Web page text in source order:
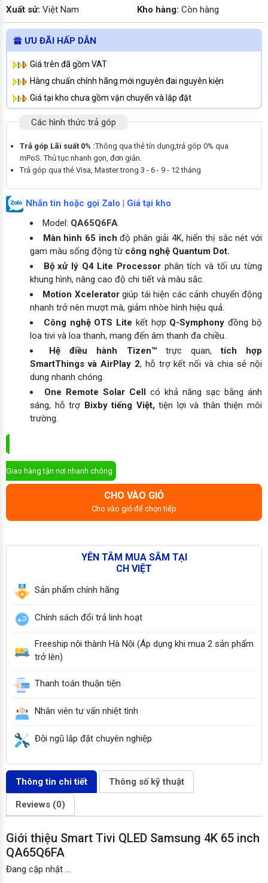
Xuất sứ: Việt Nam Kho hàng: Còn hàng
ƯU ĐÃI HẤP DẪN
Giá trên đã gồm VAT
Hàng chuẩn chính hãng mới nguyên đai nguyên kiện
Giá tại kho chưa gồm vận chuyển và lắp đặt
Các hình thức trả góp
Trả góp Lãi suất 0% :Thông qua thẻ tín dụng,trả góp 0% qua
mPoS. Thủ tục nhanh gọn, đơn giản.
Trả góp qua thẻ Visa, Master trong 3 - 6 - 9 - 12 tháng
Nhắn tin hoặc gọi Zalo | Giá tại kho
Model: QA65Q6FA
Màn hình 65 inch độ phân giải 4K, hiển thị sắc nét với
gam màu sống động từ công nghệ Quantum Dot.
Bộ xử lý Q4 Lite Processor phân tích và tối ưu từng
khung hình, nâng cao độ chi tiết và màu sắc.
Motion Xceleratorgiúp tái hiện các cảnh chuyển động
nhanh trở nên mượt mà, giảm nhòe hình hiệu quả.
Công nghệ OTS Lite kết hợp Q-Symphony đồng bộ
loa tivi và loa thanh, mang đến âm thanh đa chiều.
Hệ điều hành Tizen™trực quan,tích hợp
SmartThings và AirPlay 2, hỗ trợ kết nối và chia sẻ nội
dung nhanh chóng.
One Remote Solar Cell có khả năng sạc bằng ánh
sáng, hỗ trợ Bixby tiếng Việt,tiện lợi và thân thiện môi
trường.
Giao hàng tận nơi nhanh chóng
CHO VÀO GIỎ
Cho vào giỏ để chọn tiếp
YÊN TÂM MUA SẮM TẠI
CH VIỆT
Sản phẩm chính hãng
Chính sách đổi trả linh hoạt
Freeship nội thành Hà Nội (Áp dụng khi mua 2 sản phẩm
trở lên)
Thanh toán thuận tiện
Nhân viên tư vấn nhiệt tình
Đội ngũ lắp đặt chuyên nghiệp
Thông tin chi tiết Thông số kỹ thuật
Reviews (0)
Giới thiệu Smart Tivi QLED Samsung 4K 65 inch
QA65Q6FA
Đang cập nhật …